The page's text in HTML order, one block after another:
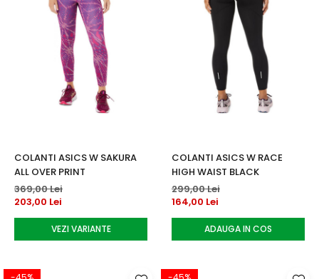
COLANTI ASICS W SAKURA
ALL OVER PRINT
369,00 Lei
203,00 Lei
VEZI VARIANTE
COLANTI ASICS W RACE
HIGH WAIST BLACK
299,00 Lei
164,00 Lei
ADAUGA IN COS